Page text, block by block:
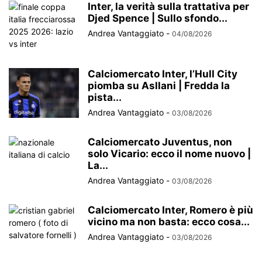
Inter, la verità sulla trattativa per
Djed Spence | Sullo sfondo...
Andrea Vantaggiato - 04/08/2026
Calciomercato Inter, l’Hull City
piomba su Asllani | Fredda la
pista...
Andrea Vantaggiato - 03/08/2026
Calciomercato Juventus, non
solo Vicario: ecco il nome nuovo |
La...
Andrea Vantaggiato - 03/08/2026
Calciomercato Inter, Romero è più
vicino ma non basta: ecco cosa...
Andrea Vantaggiato - 03/08/2026